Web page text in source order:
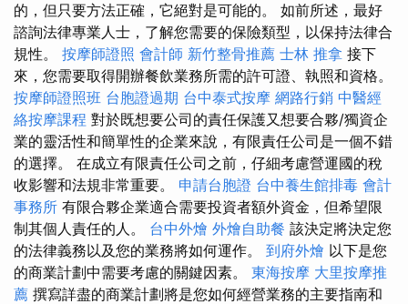
的，但只要方法正確，它絕對是可能的。 如前所述，最好
諮詢法律專業人士，了解您需要的保險類型，以保持法律合
規性。 按摩師證照 會計師 新竹整骨推薦 士林 推拿 接下
來，您需要取得開辦餐飲業務所需的許可證、執照和資格。
按摩師證照班 台胞證過期 台中泰式按摩 網路行銷 中醫經
絡按摩課程 對於既想要公司的責任保護又想要合夥/獨資企
業的靈活性和簡單性的企業來說，有限責任公司是一個不錯
的選擇。 在成立有限責任公司之前，仔細考慮營運國的稅
收影響和法規非常重要。 申請台胞證 台中養生館排毒 會計
事務所 有限合夥企業適合需要投資者額外資金，但希望限
制其個人責任的人。 台中外燴 外燴自助餐 該決定將決定您
的法律義務以及您的業務將如何運作。 到府外燴 以下是您
的商業計劃中需要考慮的關鍵因素。 東海按摩 大里按摩推
薦 撰寫詳盡的商業計劃將是您如何經營業務的主要指南和